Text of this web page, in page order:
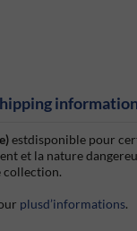
information
estdisponible pour
et la nature
collection.
plusd’informations.